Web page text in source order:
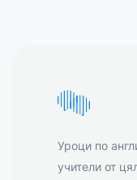
Уроци по
учители от